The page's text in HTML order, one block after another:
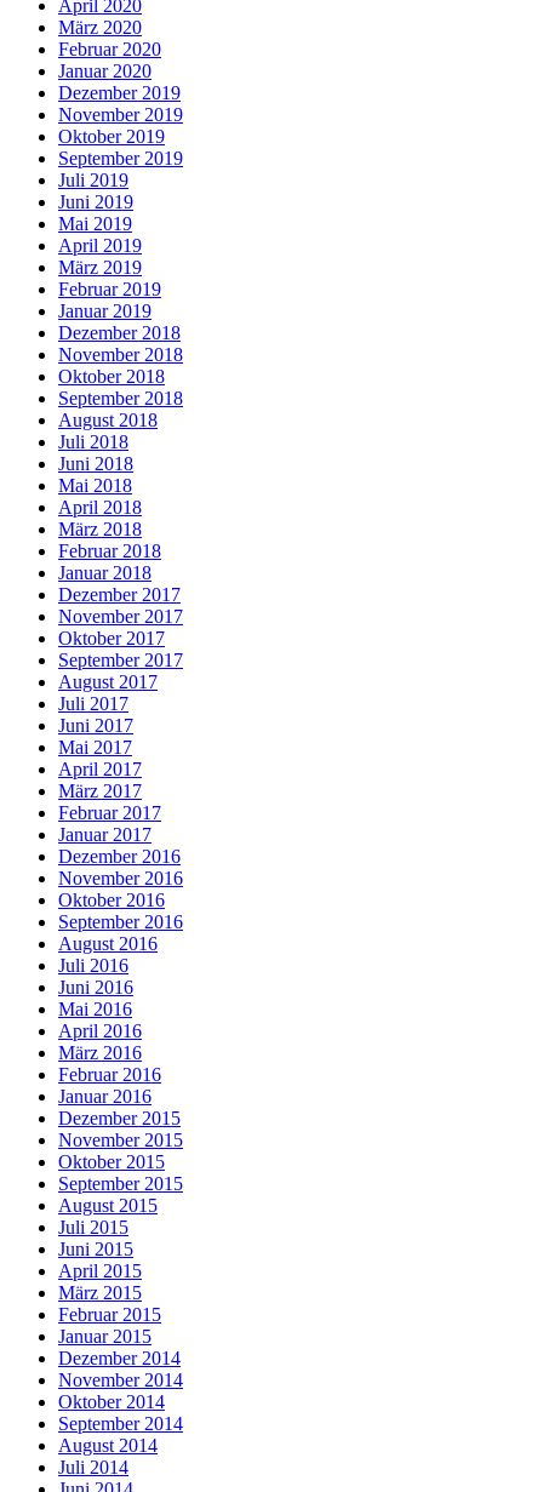
April 2020
März 2020
Februar 2020
Januar 2020
Dezember 2019
November 2019
Oktober 2019
September 2019
Juli 2019
Juni 2019
Mai 2019
April 2019
März 2019
Februar 2019
Januar 2019
Dezember 2018
November 2018
Oktober 2018
September 2018
August 2018
Juli 2018
Juni 2018
Mai 2018
April 2018
März 2018
Februar 2018
Januar 2018
Dezember 2017
November 2017
Oktober 2017
September 2017
August 2017
Juli 2017
Juni 2017
Mai 2017
April 2017
März 2017
Februar 2017
Januar 2017
Dezember 2016
November 2016
Oktober 2016
September 2016
August 2016
Juli 2016
Juni 2016
Mai 2016
April 2016
März 2016
Februar 2016
Januar 2016
Dezember 2015
November 2015
Oktober 2015
September 2015
August 2015
Juli 2015
Juni 2015
April 2015
März 2015
Februar 2015
Januar 2015
Dezember 2014
November 2014
Oktober 2014
September 2014
August 2014
Juli 2014